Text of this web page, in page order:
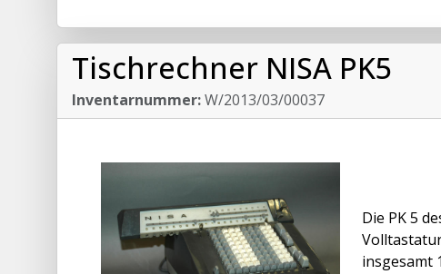
Tischrechner NISA PK5
Inventarnummer:W/2013/03/00037
Die PK 5
insgesamt